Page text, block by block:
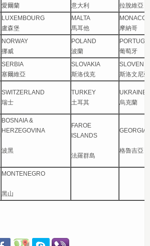
愛爾蘭
意大利
拉脫維亞
LUXEMBOURG
盧森堡
MALTA
馬耳他
MONACO
摩納哥
NORWAY
挪威
POLAND
波蘭
葡萄牙
SERBIA
塞爾維亞
SLOVAKIA
斯洛伐克
SLOVENIA
斯洛文尼亞
SWITZERLAND
瑞士
TURKEY
土耳其
UKRAINE
烏克蘭
BOSNAIA &
HERZEGOVINA
波黑
FAROE
ISLANDS
法羅群島
GEORGIA
格魯吉亞
MONTENEGRO
黑山